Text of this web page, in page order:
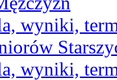
wyniki,
wyniki,